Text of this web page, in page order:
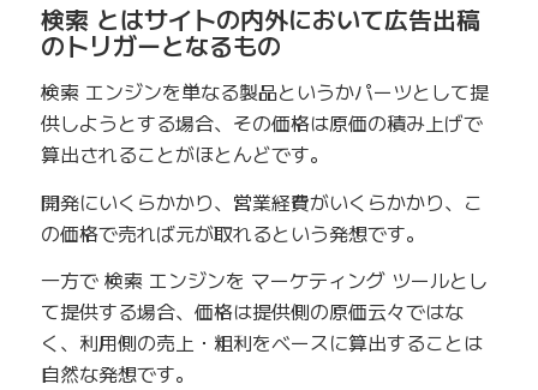
検索 とはサイトの内外において広告出稿
のトリガーとなるもの
検索 エンジンを単なる製品というかパーツとして提
供しようとする場合、その価格は原価の積み上げで
算出されることがほとんどです。
開発にいくらかかり、営業経費がいくらかかり、こ
の価格で売れば元が取れるという発想です。
一方で 検索 エンジンを マーケティング ツールとし
て提供する場合、価格は提供側の原価云々ではな
く、利用側の売上・粗利をベースに算出することは
自然な発想です。